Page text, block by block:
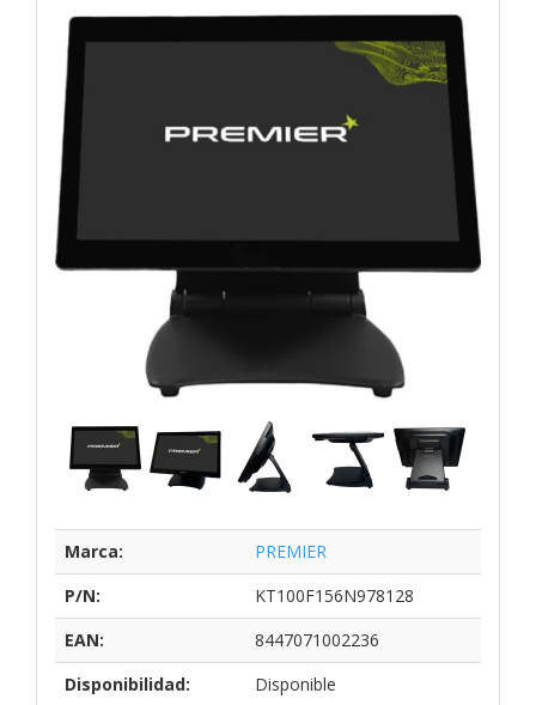
Marca:
PREMIER
P/N:
KT100F156N978128
EAN:
8447071002236
Disponibilidad:
Disponible